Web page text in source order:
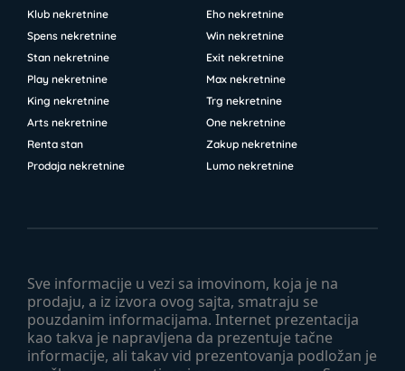
Sve informacije u vezi sa imovinom, koja je na
prodaju, a iz izvora ovog sajta, smatraju se
pouzdanim informacijama. Internet prezentacija
kao takva je napravljena da prezentuje tačne
informacije, ali takav vid prezentovanja podložan je
Klub nekretnine
Eho nekretnine
Spens nekretnine
Win nekretnine
Stan nekretnine
Exit nekretnine
Play nekretnine
Max nekretnine
King nekretnine
Trg nekretnine
Arts nekretnine
One nekretnine
Renta stan
Zakup nekretnine
Prodaja nekretnine
Lumo nekretnine